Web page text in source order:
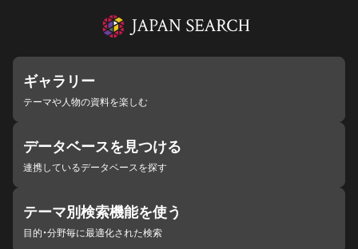
ギャラリー
テーマや人物の資料を楽しむ
データベースを見つける
連携しているデータベースを探す
テーマ別検索機能を使う
目的・分野毎に最適化された検索